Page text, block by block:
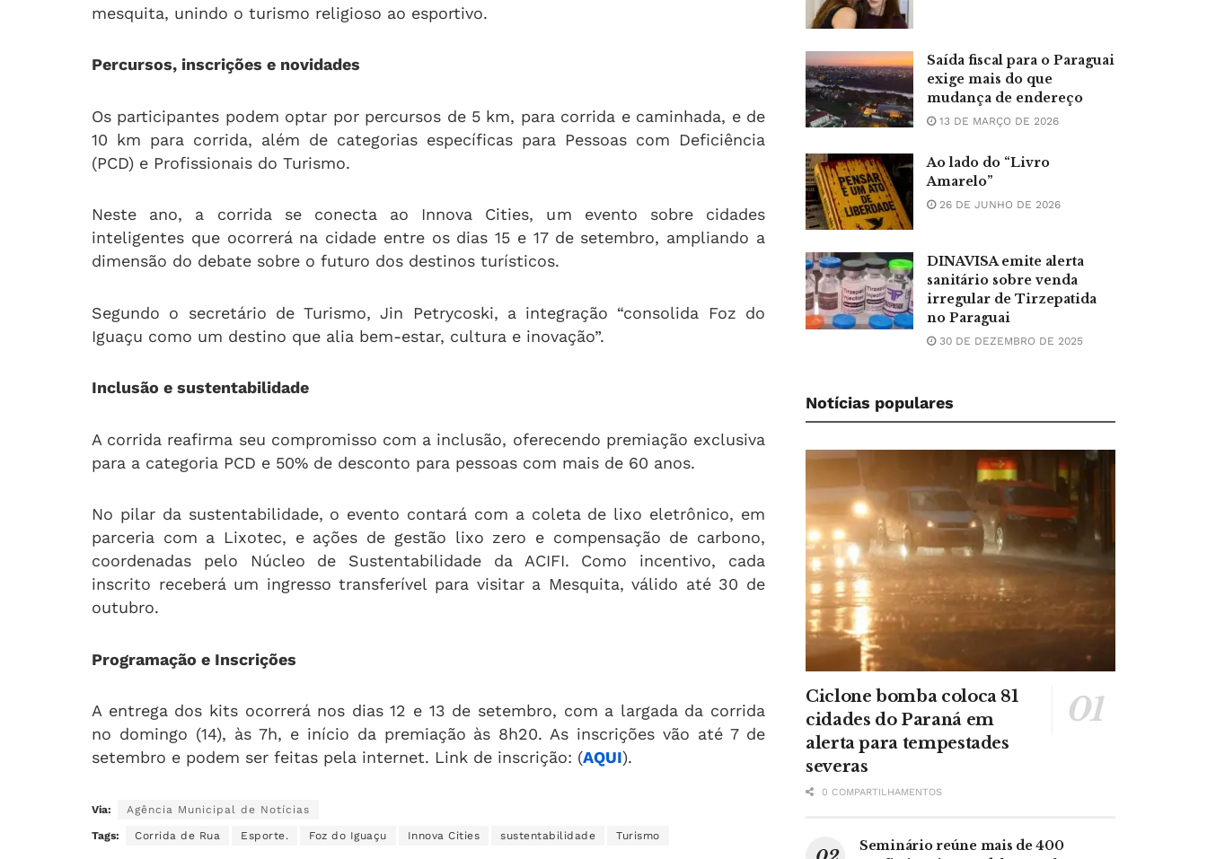
mesquita, unindo o turismo religioso ao esportivo.
Percursos, inscrições e novidades
Os participantes podem optar por percursos de 5 km, para corrida e caminhada, e de
10 km para corrida, além de categorias específicas para Pessoas com Deficiência
(PCD) e Profissionais do Turismo.
Neste ano, a corrida se conecta ao Innova Cities, um evento sobre cidades
inteligentes que ocorrerá na cidade entre os dias 15 e 17 de setembro, ampliando a
dimensão do debate sobre o futuro dos destinos turísticos.
Segundo o secretário de Turismo, Jin Petrycoski, a integração “consolida Foz do
Iguaçu como um destino que alia bem-estar, cultura e inovação”.
Inclusão e sustentabilidade
A corrida reafirma seu compromisso com a inclusão, oferecendo premiação exclusiva
para a categoria PCD e 50% de desconto para pessoas com mais de 60 anos.
No pilar da sustentabilidade, o evento contará com a coleta de lixo eletrônico, em
parceria com a Lixotec, e ações de gestão lixo zero e compensação de carbono,
coordenadas pelo Núcleo de Sustentabilidade da ACIFI. Como incentivo, cada
inscrito receberá um ingresso transferível para visitar a Mesquita, válido até 30 de
outubro.
Programação e Inscrições
A entrega dos kits ocorrerá nos dias 12 e 13 de setembro, com a largada da corrida
no domingo (14), às 7h, e início da premiação às 8h20. As inscrições vão até 7 de
setembro e podem ser feitas pela internet. Link de inscrição: (AQUI).
Via: Agência Municipal de Notícias
Tags: Corrida de Rua Esporte. Foz do Iguaçu Innova Cities sustentabilidade Turismo
Saída fiscal para o Paraguai
exige mais do que
mudança de endereço
13 DE MARÇO DE 2026
Ao lado do “Livro
Amarelo”
26 DE JUNHO DE 2026
DINAVISA emite alerta
sanitário sobre venda
irregular de Tirzepatida
no Paraguai
30 DE DEZEMBRO DE 2025
Notícias populares
Ciclone bomba coloca 81
cidades do Paraná em
alerta para tempestades
severas
0 COMPARTILHAMENTOS
Seminário reúne mais de 400